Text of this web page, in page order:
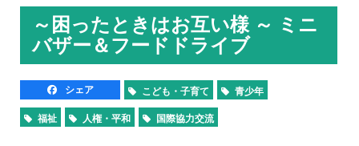
～困ったときはお互い様 ～ ミニ
バザー＆フードドライブ
シェア こども・子育て 青少年
福祉 人権・平和 国際協力交流